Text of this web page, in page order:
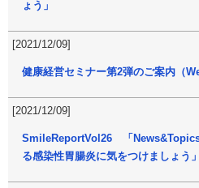
ょう」
[2021/12/09]
健康経営セミナー第2弾のご案内（
[2021/12/09]
SmileReportVol26 「News&Topics
る感染性胃腸炎に気をつけましょう」